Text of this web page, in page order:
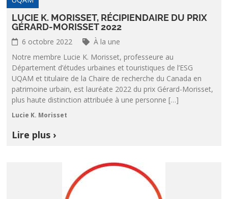
LUCIE K. MORISSET, RÉCIPIENDAIRE DU PRIX
GÉRARD-MORISSET 2022
6 octobre 2022
À la une
Notre membre Lucie K. Morisset, professeure au
Département d’études urbaines et touristiques de l’ESG
UQAM et titulaire de la Chaire de recherche du Canada en
patrimoine urbain, est lauréate 2022 du prix Gérard-Morisset,
plus haute distinction attribuée à une personne […]
Lucie K. Morisset
Lire plus ›